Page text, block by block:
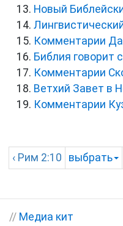
Новый
Комментарии
Библия говорит
Комментарии
Ветхий Завет в
Комментарии
‹ Рим 2:10 выбрать
// Медиа кит